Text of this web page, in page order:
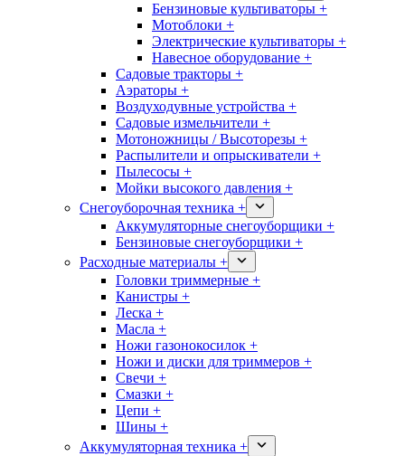
Бензиновые культиваторы +
Мотоблоки +
Электрические культиваторы +
Навесное оборудование +
Садовые тракторы +
Аэраторы +
Воздуходувные устройства +
Садовые измельчители +
Мотоножницы / Высоторезы +
Распылители и опрыскиватели +
Пылесосы +
Мойки высокого давления +
Снегоуборочная техника +
Аккумуляторные снегоуборщики +
Бензиновые снегоуборщики +
Расходные материалы +
Головки триммерные +
Канистры +
Леска +
Масла +
Ножи газонокосилок +
Ножи и диски для триммеров +
Свечи +
Смазки +
Цепи +
Шины +
Аккумуляторная техника +